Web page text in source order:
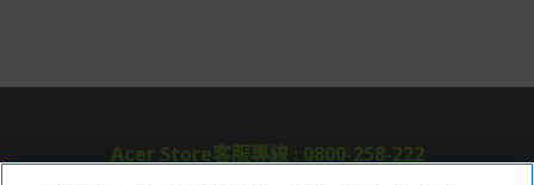
Acer Store客服專線 : 0800-258-222